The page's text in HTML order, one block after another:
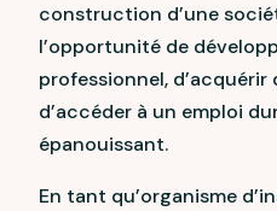
construction d’une
l’opportunité de
professionnel,
d’accéder à un emploi
épanouissant.
En tant qu’organisme